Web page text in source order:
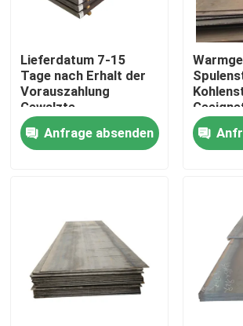
Haus
Über uns
Fabrik-Ausflug
Lieferdatum 7-15
Tage nach Erhalt der
Vorauszahlung
Gewalzte
Kohlenstoffplatte mit
einer Streckgrenze
von typischerweise
Anwendungen
Anfrage absenden